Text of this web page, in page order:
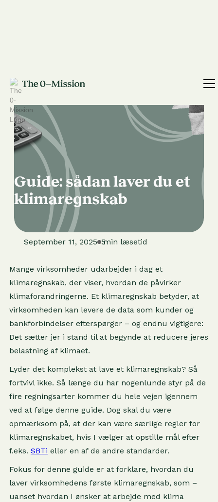
Guide: sådan laver du et
klimaregnskab
September 11, 2025 5min læsetid
Mange virksomheder udarbejder i dag et
klimaregnskab, der viser, hvordan de påvirker
klimaforandringerne. Et klimaregnskab betyder, at
virksomheden kan levere de data som kunder og
bankforbindelser efterspørger – og endnu vigtigere:
Det sætter jer i stand til at begynde at reducere jeres
belastning af klimaet.
Lyder det komplekst at lave et klimaregnskab? Så
fortvivl ikke. Så længe du har nogenlunde styr på de
fire regningsarter kommer du hele vejen igennem
ved at følge denne guide. Dog skal du være
opmærksom på, at der kan være særlige regler for
klimaregnskabet, hvis I vælger at opstille mål efter
f.eks. SBTi eller en af de andre standarder.
Fokus for denne guide er at forklare, hvordan du
laver virksomhedens første klimaregnskab, som –
uanset hvordan I ønsker at arbejde med klima